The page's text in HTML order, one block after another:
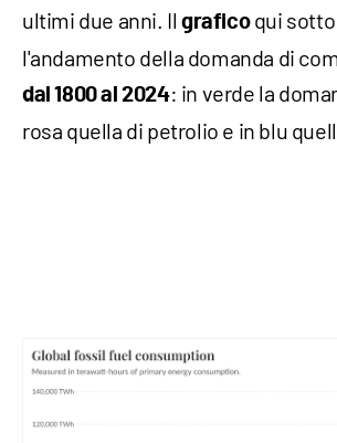
ultimi due anni. Il graficoqui
l'andamento della domanda di
dal 1800 al 2024: in verde la
rosa quella di petrolio e in blu